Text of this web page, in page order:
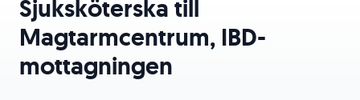
Sjuksköterska till
Magtarmcentrum, IBD-
mottagningen